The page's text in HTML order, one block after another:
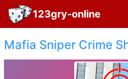
123gry-online
Mafia Sniper Crime